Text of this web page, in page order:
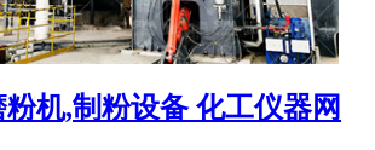
机,制粉设备 化工仪器网